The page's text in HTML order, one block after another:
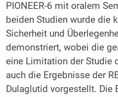
PIONEER-6 mit oralem
beiden Studien wurde die
Sicherheit und
demonstriert, wobei die
eine Limitation der Studie
auch die Ergebnisse der
Dulaglutid vorgestellt. Die